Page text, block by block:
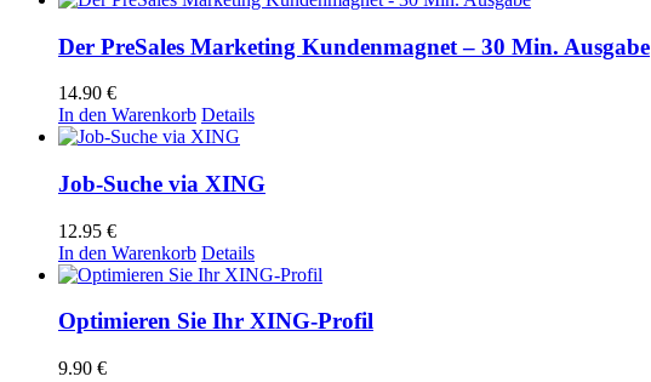
Der PreSales Marketing Kundenmagnet – 30 Min. Ausgabe
14.90 €
In den Warenkorb Details
Job-Suche via XING
12.95 €
In den Warenkorb Details
Optimieren Sie Ihr XING-Profil
9.90 €